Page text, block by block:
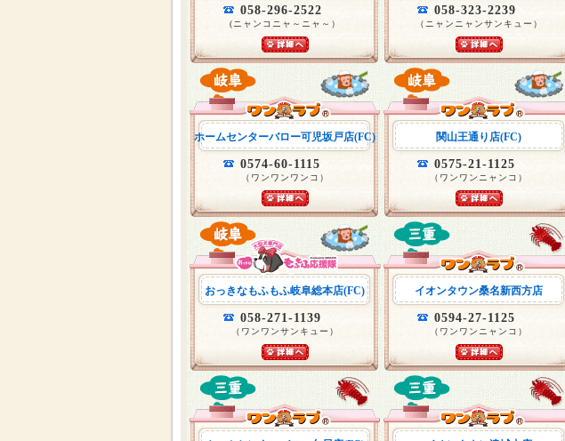
058-296-2522
(ニャンコニャ～ニャ～）
058-323-2239
（ニャンニャンサンキュー）
ホームセンターバロー可児坂戸店(FC)
0574-60-1115
（ワンワンワンコ）
関山王通り店(FC)
0575-21-1125
（ワンワンニャンコ）
おっきなもふもふ岐阜総本店(FC)
058-271-1139
（ワンワンサンキュー）
イオンタウン桑名新西方店
0594-27-1125
（ワンワンニャンコ）